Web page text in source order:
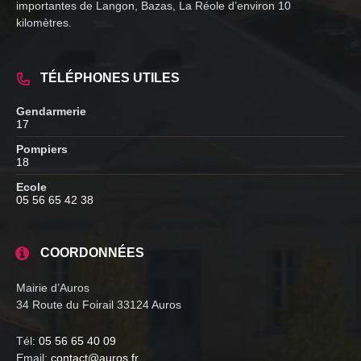
importantes de Langon, Bazas, La Réole d’environ 10
kilomètres.
TÉLÉPHONES UTILES
Gendarmerie
17
Pompiers
18
Ecole
05 56 65 42 38
COORDONNÉES
Mairie d’Auros
34 Route du Foirail 33124 Auros
Tél: 05 56 65 40 09
Email: contact@auros.fr